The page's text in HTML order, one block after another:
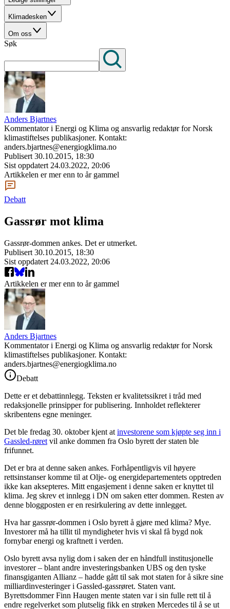
Klimadesken
Om oss
Søk
Anders Bjartnes
Kommentator i Energi og Klima og ansvarlig redaktør for Norsk
klimastiftelses publikasjoner. Kontakt:
anders.bjartnes@energiogklima.no
Publisert 30.10.2015, 18:30
Sist oppdatert 24.03.2022, 20:06
Artikkelen er mer enn to år gammel
Debatt
Gassrør mot klima
Gassrør-dommen ankes. Det er utmerket.
Publisert 30.10.2015, 18:30
Sist oppdatert 24.03.2022, 20:06
Artikkelen er mer enn to år gammel
Anders Bjartnes
Kommentator i Energi og Klima og ansvarlig redaktør for Norsk
klimastiftelses publikasjoner. Kontakt:
anders.bjartnes@energiogklima.no
Debatt
Dette er et debattinnlegg. Teksten er kvalitetssikret i tråd med
redaksjonelle prinsipper for publisering. Innholdet reflekterer
skribentens egne meninger.
Det ble fredag 30. oktober kjent at investorene som kjøpte seg inn i
Gassled-røret vil anke dommen fra Oslo byrett der staten ble
frifunnet.
Det er bra at denne saken ankes. Forhåpentligvis vil høyere
rettsinstanser komme til at Olje- og energidepartementets opptreden
ikke kan aksepteres. Mitt engasjement i denne saken er knyttet til
klima. Jeg skrev et innlegg i DN om saken etter dommen. Resten av
denne bloggposten er en resirkulering av dette innlegget.
Hva har gassrør-dommen i Oslo byrett å gjøre med klima? Mye.
Investorer må ha tillit til myndigheter hvis vi skal få bygd nok
fornybar energi og kraftnett i verden.
Oslo byrett avsa nylig dom i saken der en håndfull institusjonelle
investorer – blant andre investeringsbanken UBS og den tyske
finansgiganten Allianz – hadde gått til sak mot staten for å sikre sine
milliardinvesteringer i Gassled-gassrøret. Staten vant.
Byrettsdommer Finn Haugen mente staten var i sin fulle rett til å
endre regelverket som plutselig fikk en strøken Mercedes til å se ut